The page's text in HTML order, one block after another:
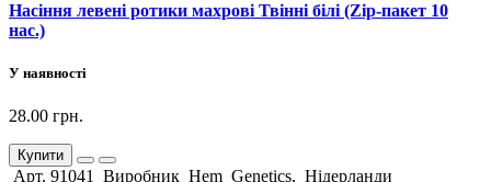
Насіння левені ротики махрові Твінні білі (Zip-пакет 10
нас.)
У наявності
28.00 грн.
Купити
Арт. 91041 Виробник Hem Genetics, Нідерланди